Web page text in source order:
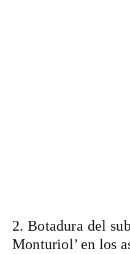
2. Botadura del
Monturiol’ en los